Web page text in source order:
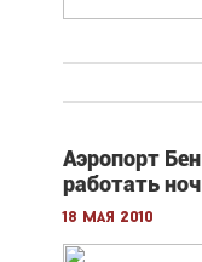
Аэропорт
работать
18 мая 2010